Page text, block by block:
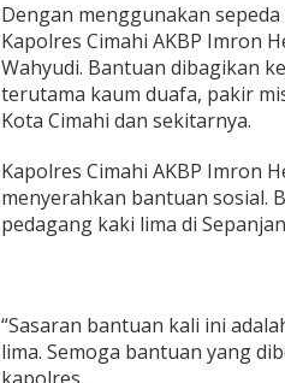
h
i
b
e
s
m
a
D
a
m
B
a
Dengan menggunakan
Kapolres Cimahi AKBP Imron
Wahyudi. Bantuan dibagikan
terutama kaum duafa, pakir
Kota Cimahi dan sekitarnya.
Kapolres Cimahi AKBP Imron
menyerahkan bantuan sosial.
pedagang kaki lima di
“Sasaran bantuan kali ini
lima. Semoga bantuan yang